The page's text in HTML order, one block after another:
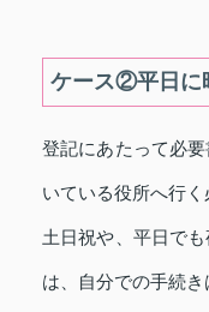
ケース②平日に
登記にあたって必
いている役所へ行く
土日祝や、平日で
は、自分での手続き